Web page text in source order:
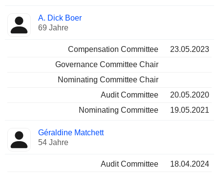
A. Dick Boer
69 Jahre
Compensation Committee
23.05.2023
Governance Committee Chair
Nominating Committee Chair
Audit Committee
20.05.2020
Nominating Committee
19.05.2021
Géraldine Matchett
54 Jahre
Audit Committee
18.04.2024